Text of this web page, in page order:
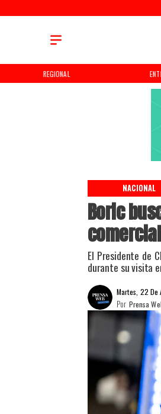
REGIONAL
Boric
comercial
El Presidente de
durante su visita
NACIONAL
Martes, 22
Prensa
Por